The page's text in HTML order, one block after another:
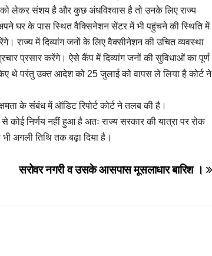
लेकर संशय है और कुछ अंधविश्वास है तो उनके लिए राज्य
घर के पास स्थित वैक्सिनेशन सेंटर में भी पहुंचने की स्थिति में
राज्य में दिव्यांग जनों के लिए वैक्सीनेशन की उचित व्यवस्था
प्रसार करेंगे। ऐसे कैंप में दिव्यांग जनों की सुविधाओं का पूर्ण
थे परंतु उक्त आदेश को 25 जुलाई को वापस ले लिया है कोर्ट ने
के संबंध में ऑडिट रिपोर्ट कोर्ट ने तलब की है।
कोई निर्णय नहीं हुआ है अतः राज्य सरकार की यात्रा पर रोक
अगली तिथि तक बढ़ा दिया है।
सरोवर नगरी व उसके आसपास मूसलाधार बारिश ।